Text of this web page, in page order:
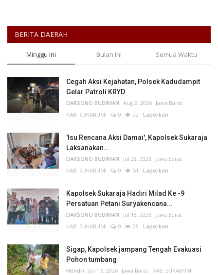
BERITA DAERAH
Minggu Ini Bulan Ini Semua Waktu
Cegah Aksi Kejahatan, Polsek Kadudampit
Gelar Patroli KRYD
DARSONO BUDIMAN Aug 2, 2026 Jawa Barat
KAB. SUKABUMI
0 22 Laporkan
'Isu Rencana Aksi Damai', Kapolsek Sukaraja
Laksanakan...
DARSONO BUDIMAN Jul 28, 2026 Jawa Barat
KAB. SUKABUMI
0 51 Laporkan
Kapolsek Sukaraja Hadiri Milad Ke -9
Persatuan Petani Suryakencana...
DARSONO BUDIMAN Jul 18, 2026 Jawa Barat
KAB. SUKABUMI
0 28 Laporkan
Sigap, Kapolsek jampang Tengah Evakuasi
Pohon tumbang
Hendri Jan 16, 2026 Jawa Barat KAB. SUKABUMI